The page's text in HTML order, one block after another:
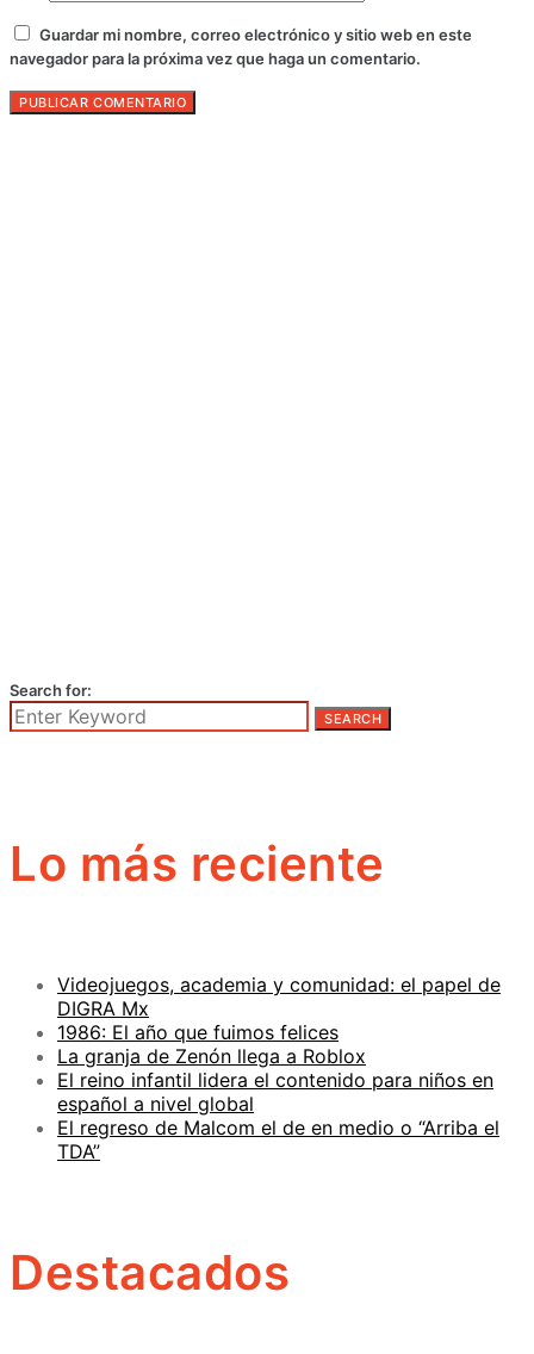
Guardar mi nombre, correo electrónico y sitio web en este
navegador para la próxima vez que haga un comentario.
Search for:
SEARCH
Lo más reciente
Videojuegos, academia y comunidad: el papel de
DIGRA Mx
1986: El año que fuimos felices
La granja de Zenón llega a Roblox
El reino infantil lidera el contenido para niños en
español a nivel global
El regreso de Malcom el de en medio o “Arriba el
TDA”
Destacados